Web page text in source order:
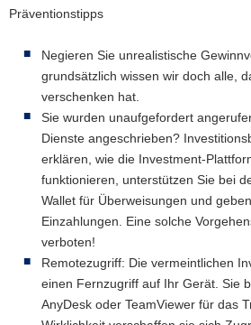
Präventionstipps
Negieren Sie unrealistische
grundsätzlich wissen wir doch alle,
verschenken hat.
Sie wurden unaufgefordert
Dienste angeschrieben?
erklären, wie die Investment-
funktionieren, unterstützen Sie bei
Wallet für Überweisungen und
Einzahlungen. Eine solche
verboten!
Remotezugriff: Die vermeintlichen
einen Fernzugriff auf Ihr Gerät. Sie
AnyDesk oder TeamViewer für das